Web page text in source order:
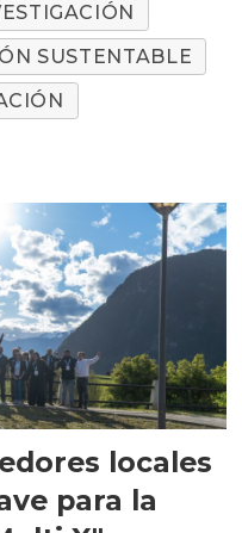
SUSTENTABLE
locales
para la